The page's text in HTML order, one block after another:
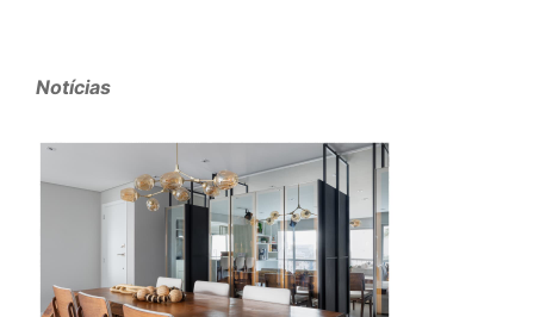
Notícias